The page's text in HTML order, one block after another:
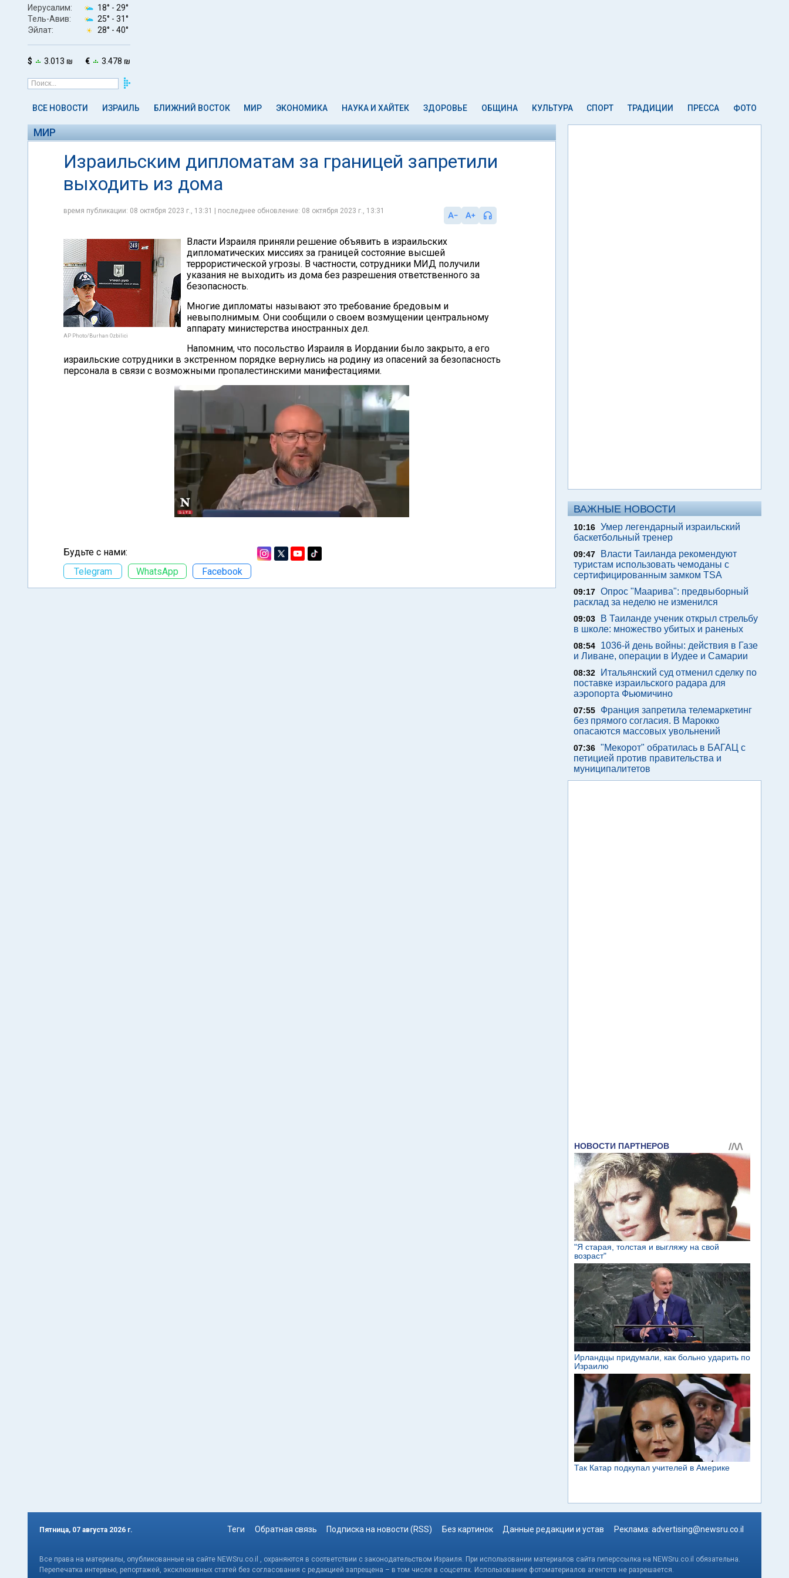
Иерусалим: 18° - 29°
Тель-Авив:
25° - 31°
Эйлат:
28° - 40°
$ 3.013 ₪ € 3.478 ₪
ВСЕ НОВОСТИ ИЗРАИЛЬ БЛИЖНИЙ ВОСТОК МИР ЭКОНОМИКА НАУКА И ХАЙТЕК ЗДОРОВЬЕ ОБЩИНА КУЛЬТУРА СПОРТ ТРАДИЦИИ ПРЕССА ФОТО
МИР
Израильским дипломатам за границей запретили
выходить из дома
время публикации: 08 октября 2023 г., 13:31 | последнее обновление: 08 октября 2023 г., 13:31
AP Photo/Burhan Ozbilici
Власти Израиля приняли решение объявить в израильских
дипломатических миссиях за границей состояние высшей
террористической угрозы. В частности, сотрудники МИД получили
указания не выходить из дома без разрешения ответственного за
безопасность.
Многие дипломаты называют это требование бредовым и
невыполнимым. Они сообщили о своем возмущении центральному
аппарату министерства иностранных дел.
Напомним, что посольство Израиля в Иордании было закрыто, а его
израильские сотрудники в экстренном порядке вернулись на родину из опасений за безопасность
персонала в связи с возможными пропалестинскими манифестациями.
Будьте с нами:
Telegram
WhatsApp Facebook
ВАЖНЫЕ НОВОСТИ
10:16 Умер легендарный израильский
баскетбольный тренер
09:47
Власти Таиланда рекомендуют
туристам использовать чемоданы с
сертифицированным замком TSA
09:17 Опрос "Mаарива": предвыборный
расклад за неделю не изменился
09:03
В Таиланде ученик открыл стрельбу
в школе: множество убитых и раненых
08:54
1036-й день войны: действия в Газе
и Ливане, операции в Иудее и Самарии
08:32
Итальянский суд отменил сделку по
поставке израильского радара для
аэропорта Фьюмичино
07:55
Франция запретила телемаркетинг
без прямого согласия. В Марокко
опасаются массовых увольнений
07:36 "Мекорот" обратилась в БАГАЦ с
петицией против правительства и
муниципалитетов
Пятница, 07 августа 2026 г. Теги Обратная связь Подписка на новости (RSS) Без картинок Данные редакции и устав Реклама: advertising@newsru.co.il
Все права на материалы, опубликованные на сайте NEWSru.co.il , охраняются в соответствии с законодательством Израиля. При использовании материалов сайта гиперссылка на NEWSru.co.il обязательна.
Перепечатка интервью, репортажей, эксклюзивных статей без согласования с редакцией запрещена – в том числе в соцсетях. Использование фотоматериалов агентств не разрешается.